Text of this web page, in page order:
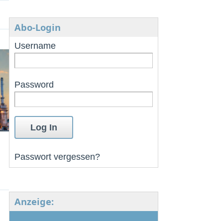
Abo-Login
Username
Password
Passwort vergessen?
Anzeige: